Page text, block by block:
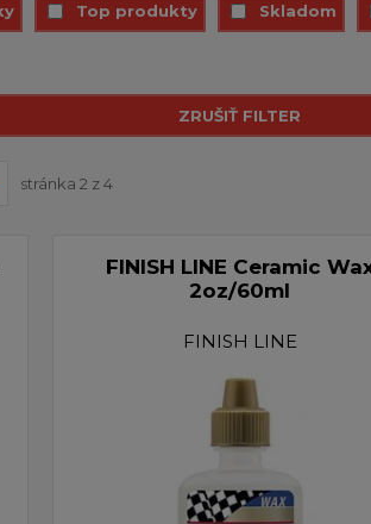
Top produkty Skladom
stránka 2 z 4
FINISH LINE Ceramic
2oz/60ml
FINISH LINE